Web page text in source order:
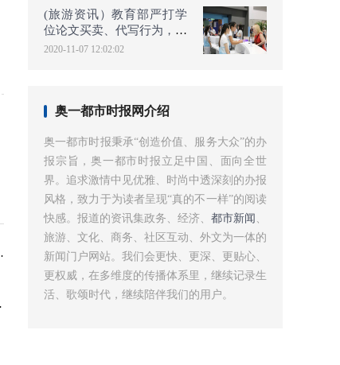
(旅游资讯）教育部严打学
位论文买卖、代写行为，参
与学生开除学籍、注销学
2020-11-07 12:02:02
奥一都市时报网介绍
奥一都市时报秉承“创造价值、服务大众”的办
报宗旨，奥一都市时报立足中国、面向全世
界。追求激情中见优雅、时尚中透深刻的办报
风格，致力于为读者呈现“真的不一样”的阅读
快感。报道的资讯集政务、经济、 都市新闻 、
旅游、文化、商务、社区互动、外文为一体的
新闻门户网站。我们会更快、更深、更贴心、
更权威，在多维度的传播体系里，继续记录生
活、歌颂时代，继续陪伴我们的用户。